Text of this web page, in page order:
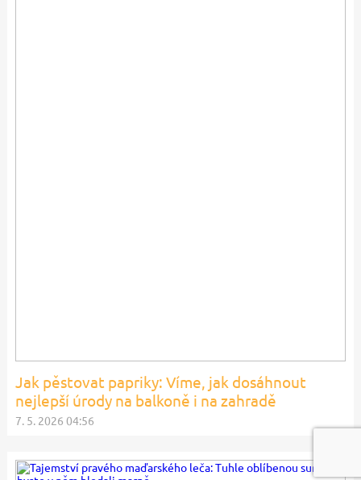
Jak pěstovat papriky: Víme, jak dosáhnout
nejlepší úrody na balkoně i na zahradě
7. 5. 2026 04:56